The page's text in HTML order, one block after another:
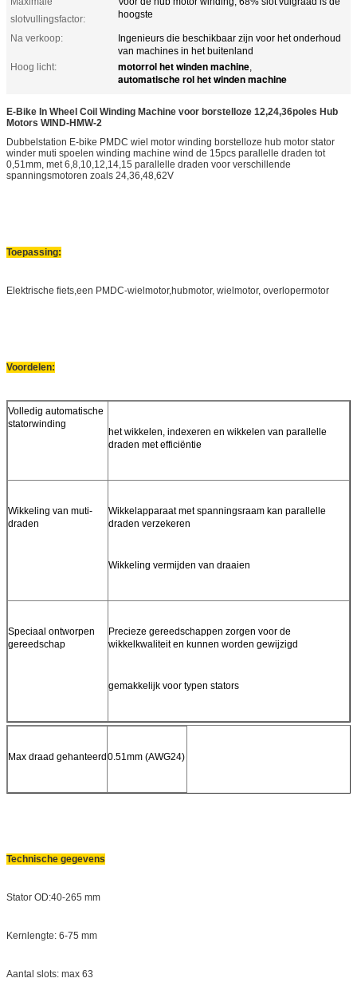
slotvullingsfactor:
hoogste
Na verkoop:
Ingenieurs die beschikbaar zijn voor het onderhoud
van machines in het buitenland
Hoog licht:
motorrol het winden machine,
automatische rol het winden machine
E-Bike In Wheel Coil Winding Machine voor borstelloze 12,24,36poles Hub
Motors WIND-HMW-2
Dubbelstation E-bike PMDC wiel motor winding borstelloze hub motor stator
winder muti spoelen winding machine wind de 15pcs parallelle draden tot
0,51mm, met 6,8,10,12,14,15 parallelle draden voor verschillende
spanningsmotoren zoals 24,36,48,62V
Toepassing:
Elektrische fiets,een PMDC-wielmotor,hubmotor, wielmotor, overlopermotor
Voordelen:
Volledig automatische
statorwinding
het wikkelen, indexeren en wikkelen van parallelle
draden met efficiëntie
Wikkeling van muti-
draden
Wikkelapparaat met spanningsraam kan parallelle
draden verzekeren
Wikkeling vermijden van draaien
Speciaal ontworpen
gereedschap
Precieze gereedschappen zorgen voor de
wikkelkwaliteit en kunnen worden gewijzigd
gemakkelijk voor typen stators
Max draad gehanteerd0.51mm (AWG24)
Technische gegevens
Stator OD:40-265 mm
Kernlengte: 6-75 mm
Aantal slots: max 63